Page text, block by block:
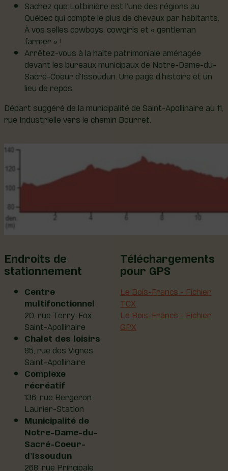
Sachez que Lotbinière est l’une des régions au
Québec qui compte le plus de chevaux par habitants.
À vos selles cowboys, cowgirls et « gentleman
farmer » !
Arrêtez-vous à la halte patrimoniale aménagée
devant les bureaux municipaux de Notre-Dame-du-
Sacré-Coeur d’Issoudun. Une page d’histoire et un
lieu de repos.
Départ suggéré de la municipalité de Saint-Apollinaire au 11,
rue Industrielle vers le chemin Bourret.
Endroits de
stationnement
Centre
multifonctionnel
20, rue Terry-Fox
Saint-Apollinaire
Chalet des loisirs
85, rue des Vignes
Saint-Apollinaire
Complexe
récréatif
136, rue Bergeron
Laurier-Station
Municipalité de
Notre-Dame-du-
Sacré-Coeur-
d’Issoudun
268, rue Principale
Téléchargements
pour GPS
Le Bois-Francs - Fichier
TCX
Le Bois-Francs - Fichier
GPX